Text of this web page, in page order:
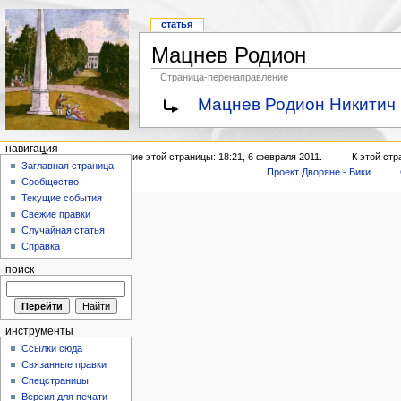
Мацнев Родион
Страница-перенаправление
Мацнев Родион Никитич
статья
навигация
Заглавная страница
Сообщество
Текущие события
Свежие правки
Случайная статья
Справка
поиск
инструменты
Ссылки сюда
Связанные правки
Спецстраницы
Версия для печати
Последнее изменение этой страницы: 18:21, 6 февраля 2011.
К этой
Проект Дворяне - Вики